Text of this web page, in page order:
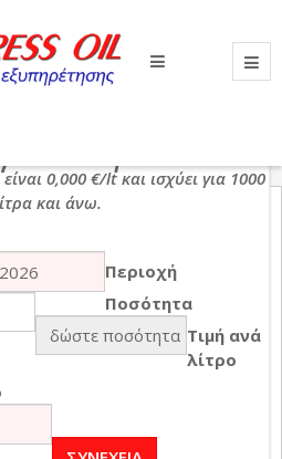
0,000 €/lt και ισχύει για 1000
και άνω.
Περιοχή
Ποσότητα
Τιμή ανά
λίτρο